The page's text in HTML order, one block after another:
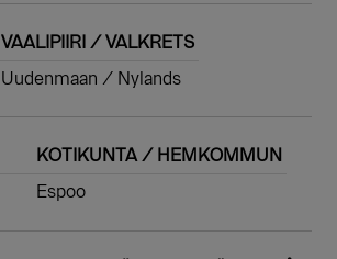
VAALIPIIRI / VALKRETS
Uudenmaan / Nylands
KOTIKUNTA / HEMKOMMUN
Espoo